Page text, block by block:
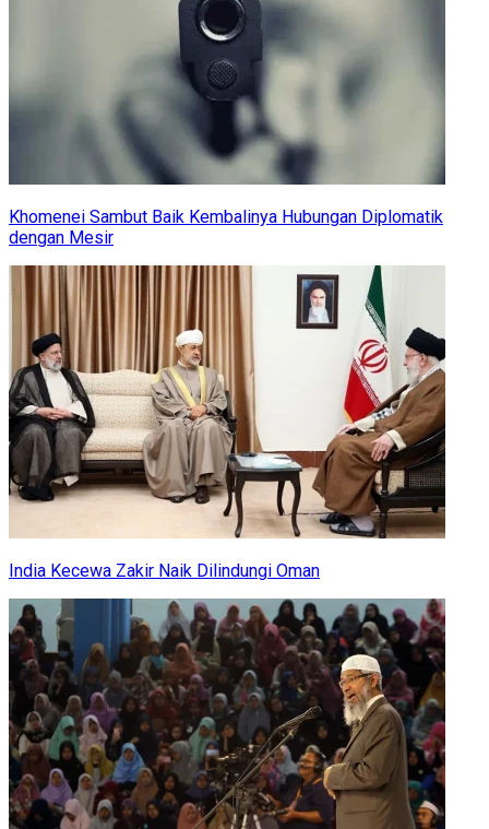
Khomenei Sambut Baik Kembalinya Hubungan Diplomatik
dengan Mesir
India Kecewa Zakir Naik Dilindungi Oman